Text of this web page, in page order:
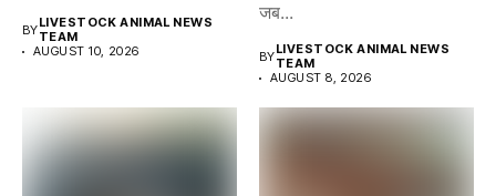
BYLIVESTOCK ANIMAL NEWS
TEAM
AUGUST 10, 2026
जब...
BYLIVESTOCK ANIMAL NEWS
TEAM
AUGUST 8, 2026